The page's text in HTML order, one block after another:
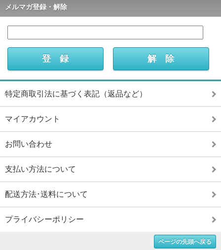
メルマガ登録・解除
特定商取引法に基づく表記（返品など）
マイアカウント
お問い合わせ
支払い方法について
配送方法･送料について
プライバシーポリシー
ページの先頭へ戻る